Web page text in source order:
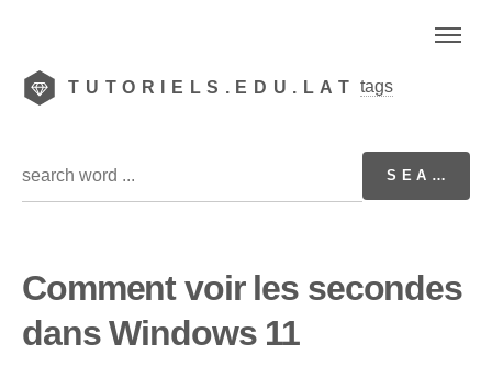
TUTORIELS.EDU.LAT tags
Comment voir les secondes
dans Windows 11